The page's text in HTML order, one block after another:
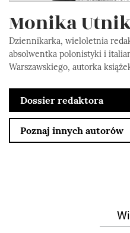
Monika
Dziennikarka, wieloletnia
absolwentka polonistyki i
Warszawskiego, autorka
Dossier redaktora
Poznaj innych autorów